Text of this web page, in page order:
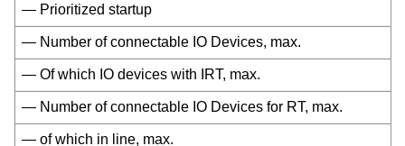
— Prioritized startup
— Number of connectable IO Devices, max.
— Of which IO devices with IRT, max.
— Number of connectable IO Devices for RT, max.
— of which in line, max.